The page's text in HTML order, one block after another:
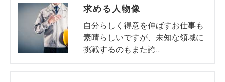
求める人物像
自分らしく得意を伸ばすお仕事も
素晴らしいですが、未知な領域に
挑戦するのもまた誇…